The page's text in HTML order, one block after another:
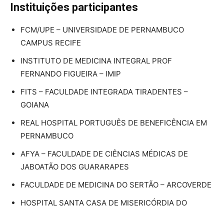
Instituições participantes
FCM/UPE – UNIVERSIDADE DE PERNAMBUCO
CAMPUS RECIFE
INSTITUTO DE MEDICINA INTEGRAL PROF
FERNANDO FIGUEIRA – IMIP
FITS – FACULDADE INTEGRADA TIRADENTES –
GOIANA
REAL HOSPITAL PORTUGUÊS DE BENEFICÊNCIA EM
PERNAMBUCO
AFYA – FACULDADE DE CIÊNCIAS MÉDICAS DE
JABOATÃO DOS GUARARAPES
FACULDADE DE MEDICINA DO SERTÃO – ARCOVERDE
HOSPITAL SANTA CASA DE MISERICÓRDIA DO